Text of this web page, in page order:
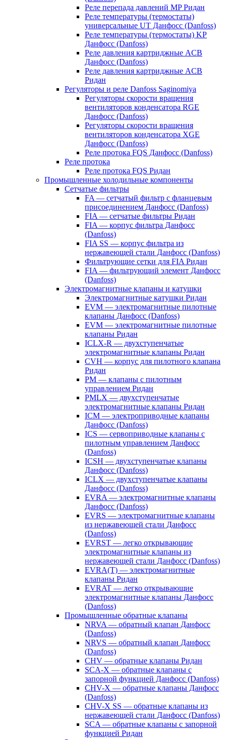
Реле перепада давлений MP Ридан
Реле температуры (термостаты)
универсальные UT Данфосс (Danfoss)
Реле температуры (термостаты) KP
Данфосс (Danfoss)
Реле давления картриджные ACB
Данфосс (Danfoss)
Реле давления картриджные ACB
Ридан
Регуляторы и реле Danfoss Saginomiya
Регуляторы скорости вращения
вентиляторов конденсатора RGE
Данфосс (Danfoss)
Регуляторы скорости вращения
вентиляторов конденсатора XGE
Данфосс (Danfoss)
Реле протока FQS Данфосс (Danfoss)
Реле протока
Реле протока FQS Ридан
Промышленные холодильные компоненты
Сетчатые фильтры
FA — сетчатый фильтр с фланцевым
присоединением Данфосс (Danfoss)
FIA — сетчатые фильтры Ридан
FIA — корпус фильтра Данфосс
(Danfoss)
FIA SS — корпус фильтра из
нержавеющей стали Данфосс (Danfoss)
Фильтрующие сетки для FIA Ридан
FIA — фильтрующий элемент Данфосс
(Danfoss)
Электромагнитные клапаны и катушки
Электромагнитные катушки Ридан
EVM — электромагнитные пилотные
клапаны Данфосс (Danfoss)
EVM — электромагнитные пилотные
клапаны Ридан
ICLX-R — двухступенчатые
электромагнитные клапаны Ридан
CVH — корпус для пилотного клапана
Ридан
PM — клапаны с пилотным
управлением Ридан
PMLX — двухступенчатые
электромагнитные клапаны Ридан
ICM — электроприводные клапаны
Данфосс (Danfoss)
ICS — сервоприводные клапаны с
пилотным управлением Данфосс
(Danfoss)
ICSH — двухступенчатые клапаны
Данфосс (Danfoss)
ICLX — двухступенчатые клапаны
Данфосс (Danfoss)
EVRA — электромагнитные клапаны
Данфосс (Danfoss)
EVRS — электромагнитные клапаны
из нержавеющей стали Данфосс
(Danfoss)
EVRST — легко открывающие
электромагнитные клапаны из
нержавеющей стали Данфосс (Danfoss)
EVRA(T) — электромагнитные
клапаны Ридан
EVRAT — легко открывающие
электромагнитные клапаны Данфосс
(Danfoss)
Промышленные обратные клапаны
NRVA — обратный клапан Данфосс
(Danfoss)
NRVS — обратный клапан Данфосс
(Danfoss)
CHV — обратные клапаны Ридан
SCA-X — обратные клапаны с
запорной функцией Данфосс (Danfoss)
CHV-X — обратные клапаны Данфосс
(Danfoss)
CHV-X SS — обратные клапаны из
нержавеющей стали Данфосс (Danfoss)
SCA — обратные клапаны с запорной
функцией Ридан